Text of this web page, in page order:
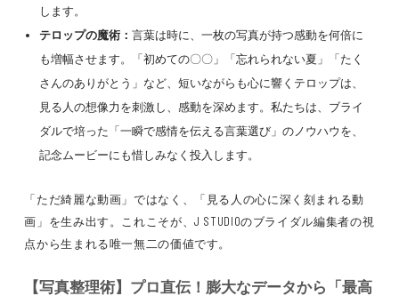
します。
テロップの魔術： 言葉は時に、一枚の写真が持つ感動を何倍に
も増幅させます。「初めての〇〇」「忘れられない夏」「たく
さんのありがとう」など、短いながらも心に響くテロップは、
見る人の想像力を刺激し、感動を深めます。私たちは、ブライ
ダルで培った「一瞬で感情を伝える言葉選び」のノウハウを、
記念ムービーにも惜しみなく投入します。
「ただ綺麗な動画」ではなく、「見る人の心に深く刻まれる動
画」を生み出す。これこそが、J STUDIOのブライダル編集者の視
点から生まれる唯一無二の価値です。
【写真整理術】プロ直伝！膨大なデータから「最高